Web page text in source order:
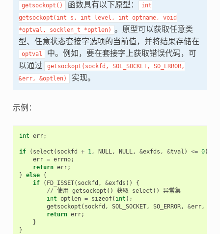
getsockopt() 函数具有以下原型：
int
getsockopt(int
s, int level, int optname,
void
*optval,
socklen_t *optlen) 。原型可以获取任意类
型、任意状态套接字选项的当前值，并将结果存储在
optval
中。例如，要在套接字上获取错误代码，可
以通过
getsockopt(sockfd, SOL_SOCKET,
SO_ERROR,
&err,
&optlen) 实现。
示例：
int err;
if ( select ( sockfd + 1, NULL, NULL, &exfds , &tval ) <= 0)
err = errno;
return err;
} else {
if
( FD_ISSET( sockfd , &exfds ))
{
// 使用 getsockopt () 获取 select ()
异常集
int optlen = sizeof( int );
getsockopt ( sockfd , SOL_SOCKET, SO_ERROR, &err,
return err;
}
}